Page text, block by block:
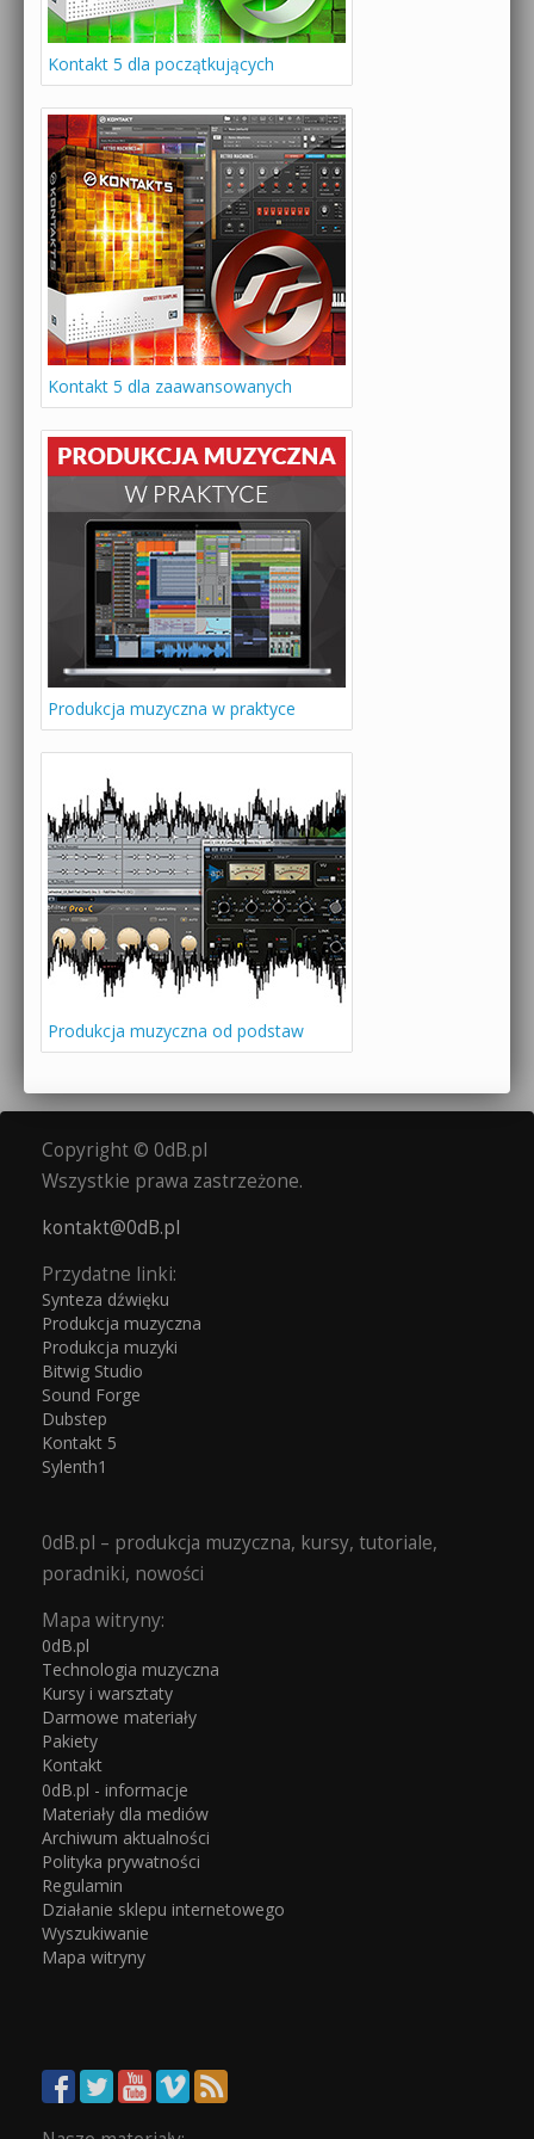
Kontakt 5 dla początkujących
Kontakt 5 dla zaawansowanych
Produkcja muzyczna w praktyce
Produkcja muzyczna od podstaw
Copyright © 0dB.pl
Wszystkie prawa zastrzeżone.
kontakt@0dB.pl
Przydatne linki:
Synteza dźwięku
Produkcja muzyczna
Produkcja muzyki
Bitwig Studio
Sound Forge
Dubstep
Kontakt 5
Sylenth1
0dB.pl – produkcja muzyczna, kursy, tutoriale,
poradniki, nowości
Mapa witryny:
0dB.pl
Technologia muzyczna
Kursy i warsztaty
Darmowe materiały
Pakiety
Kontakt
0dB.pl - informacje
Materiały dla mediów
Archiwum aktualności
Polityka prywatności
Regulamin
Działanie sklepu internetowego
Wyszukiwanie
Mapa witryny